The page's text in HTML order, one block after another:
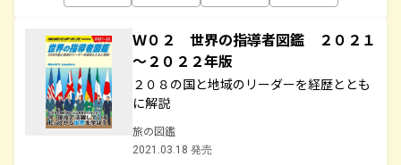
Ｗ０２ 世界の指導者図鑑 ２０２１
～２０２２年版
２０８の国と地域のリーダーを経歴ととも
に解説
旅の図鑑
2021.03.18 発売